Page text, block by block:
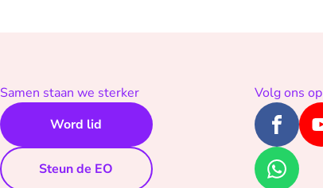
Samen staan we sterker
Word lid
Steun de EO
Volg ons op